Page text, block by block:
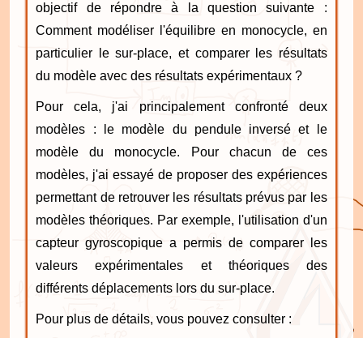
objectif de répondre à la question suivante :
Comment modéliser l'équilibre en monocycle, en
particulier le sur-place, et comparer les résultats
du modèle avec des résultats expérimentaux ?
Pour cela, j'ai principalement confronté deux
modèles : le modèle du pendule inversé et le
modèle du monocycle. Pour chacun de ces
modèles, j'ai essayé de proposer des expériences
permettant de retrouver les résultats prévus par les
modèles théoriques. Par exemple, l'utilisation d'un
capteur gyroscopique a permis de comparer les
valeurs expérimentales et théoriques des
différents déplacements lors du sur-place.
Pour plus de détails, vous pouvez consulter :